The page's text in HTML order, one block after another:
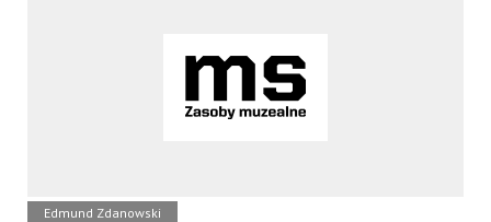
Edmund Zdanowski